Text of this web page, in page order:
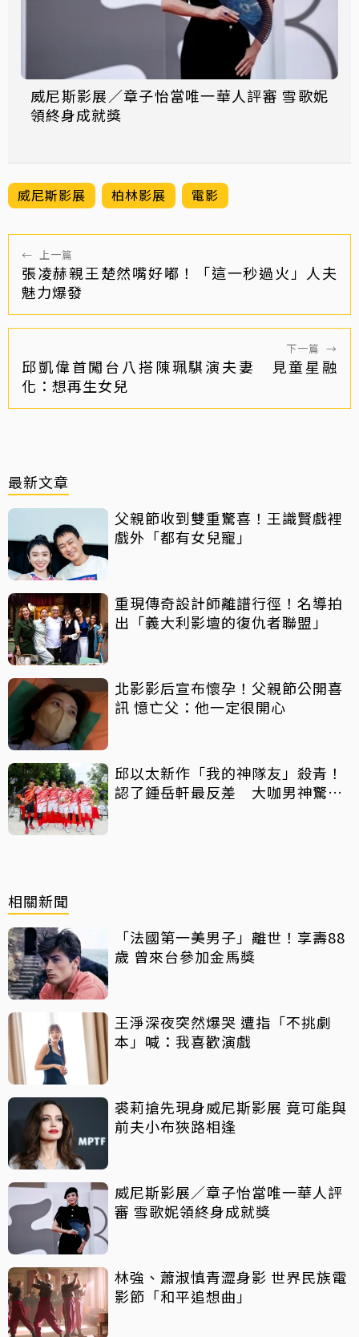
威尼斯影展／章子怡當唯一華人評審 雪歌妮
領終身成就獎
威尼斯影展 柏林影展 電影
← 上一篇
張凌赫親王楚然嘴好嘟！「這一秒過火」人夫
魅力爆發
下一篇 →
邱凱偉首闖台八搭陳珮騏演夫妻 見童星融
化：想再生女兒
最新文章
父親節收到雙重驚喜！王識賢戲裡
戲外「都有女兒寵」
重現傳奇設計師離譜行徑！名導拍
出「義大利影壇的復仇者聯盟」
北影影后宣布懷孕！父親節公開喜
訊 憶亡父：他一定很開心
邱以太新作「我的神隊友」殺青！
認了鍾岳軒最反差 大咖男神驚喜
相關新聞
「法國第一美男子」離世！享壽88
歲 曾來台參加金馬獎
王淨深夜突然爆哭 遭指「不挑劇
本」喊：我喜歡演戲
裘莉搶先現身威尼斯影展 竟可能與
前夫小布狹路相逢
威尼斯影展／章子怡當唯一華人評
審 雪歌妮領終身成就獎
林強、蕭淑慎青澀身影 世界民族電
影節「和平追想曲」